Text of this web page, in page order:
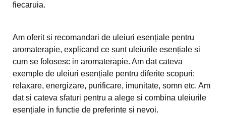
fiecaruia.
Am oferit si recomandari de uleiuri esențiale pentru
aromaterapie, explicand ce sunt uleiurile esențiale si
cum se folosesc in aromaterapie. Am dat cateva
exemple de uleiuri esențiale pentru diferite scopuri:
relaxare, energizare, purificare, imunitate, somn etc. Am
dat si cateva sfaturi pentru a alege si combina uleiurile
esențiale in functie de preferinte si nevoi.